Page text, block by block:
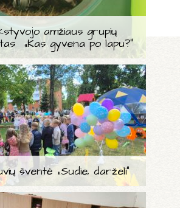
amžiaus grupių
„Kas gyvena po lapu?“
šventė „Sudie, darželi“